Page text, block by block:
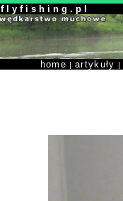
f l y f i s h i n g . p l
home |artykuły |